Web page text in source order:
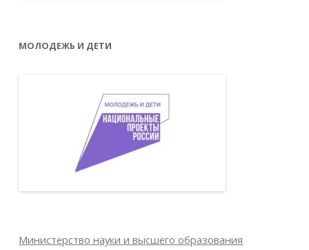
МОЛОДЕЖЬ И ДЕТИ
Министерство науки и высшего образования